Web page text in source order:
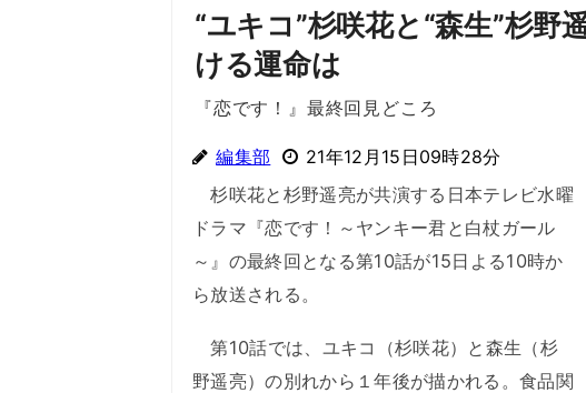
“ユキコ”杉咲花と“森生”杉
ける運命は
『恋です！』最終回見どころ
編集部 21年12月15日09時28分
杉咲花と杉野遥亮が共演する日本テレビ水曜
ドラマ『恋です！～ヤンキー君と白杖ガール
～』の最終回となる第10話が15日よる10時か
ら放送される。
第10話では、ユキコ（杉咲花）と森生（杉
野遥亮）の別れから１年後が描かれる。食品関